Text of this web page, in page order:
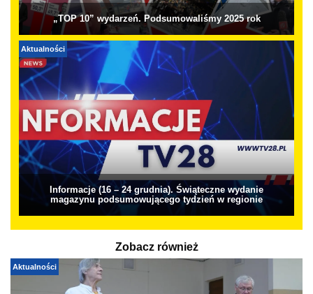
„TOP 10” wydarzeń. Podsumowaliśmy 2025 rok
Aktualności
Informacje (16 – 24 grudnia). Świąteczne wydanie
magazynu podsumowującego tydzień w regionie
Zobacz również
Aktualności